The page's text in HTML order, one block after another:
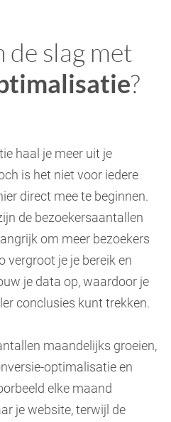
de slag met
?
haal je meer uit je
is het niet voor iedere
direct mee te beginnen.
de bezoekersaantallen
om meer bezoekers
vergroot je je bereik en
je data op, waardoor je
conclusies kunt trekken.
maandelijks groeien,
optimalisatie en
elke maand
je website, terwijl de